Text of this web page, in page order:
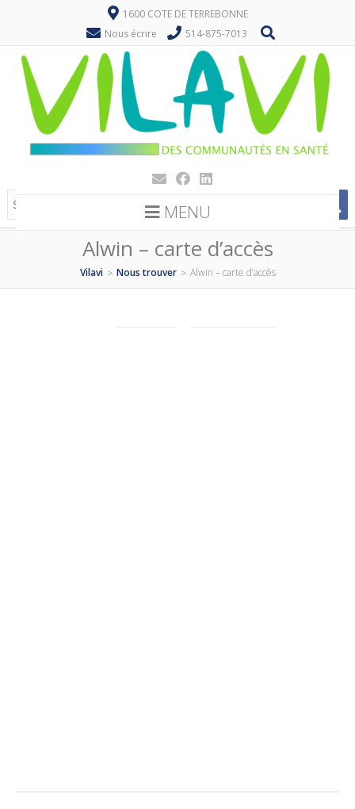
1600 COTE DE TERREBONNE
Nous écrire
514-875-7013
MENU
Alwin – carte d’accès
Vilavi > Nous trouver > Alwin – carte d’accès